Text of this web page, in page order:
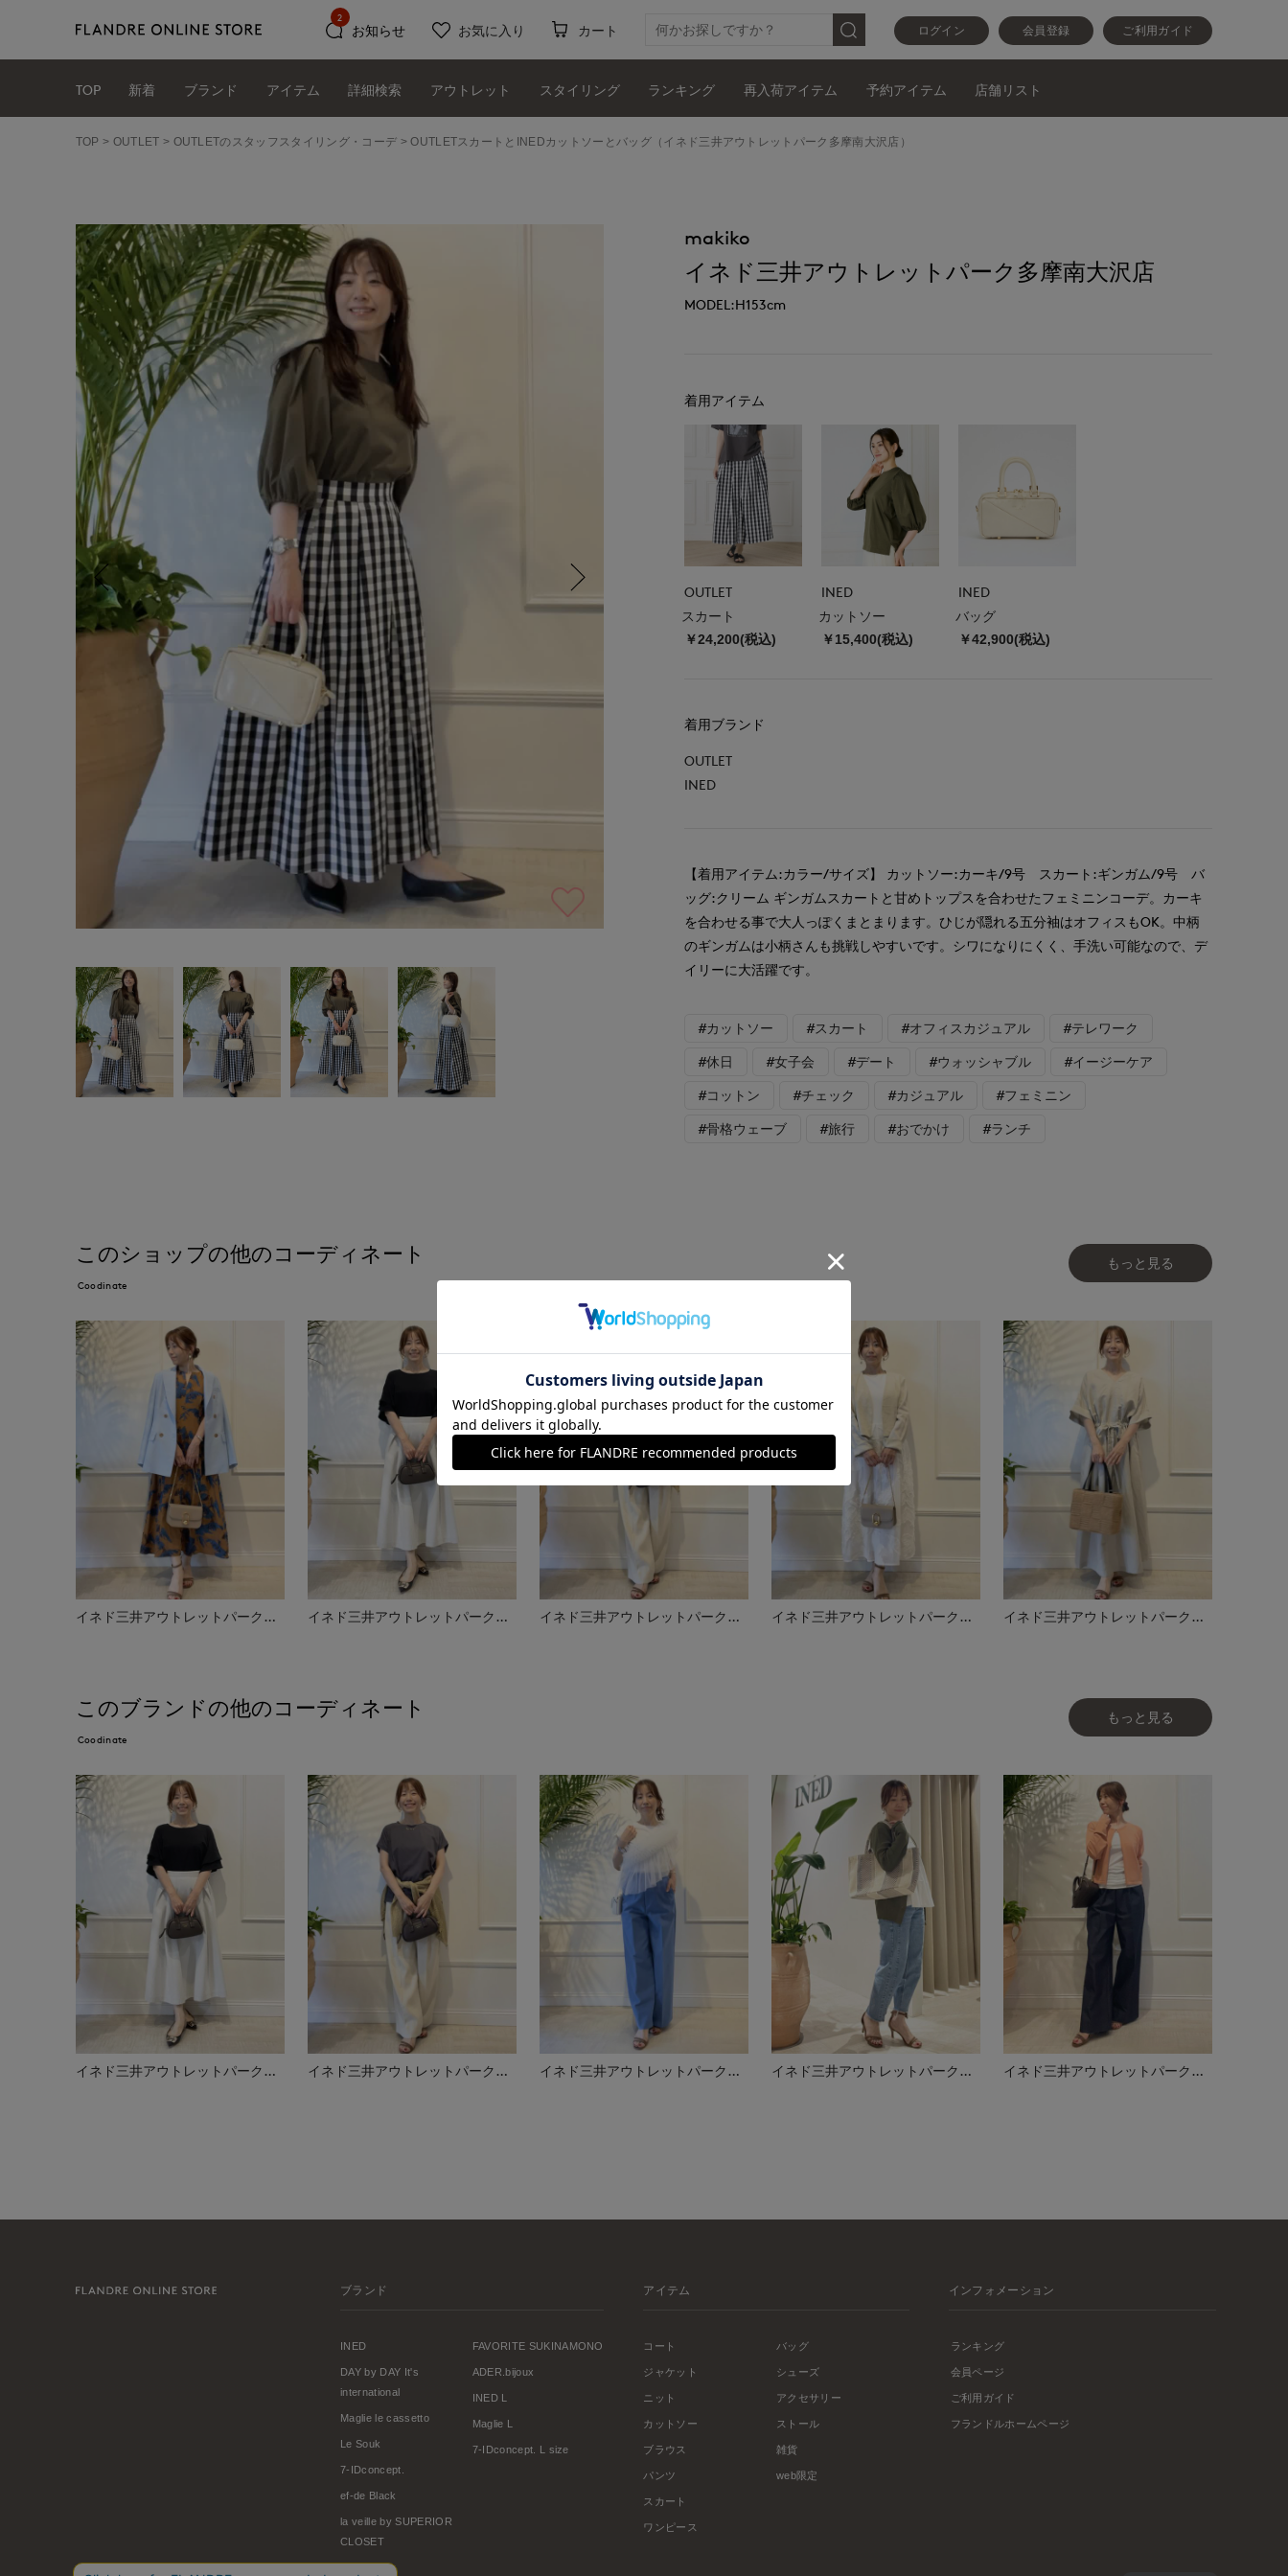
ログイン 会員登録 ご利用ガイド
お知らせ
2
お気に入り カート
TOP 新着 ブランド アイテム 詳細検索 アウトレット スタイリング ランキング 再入荷アイテム 予約アイテム 店舗リスト
TOP OUTLET OUTLETのスタッフスタイリング・コーデ OUTLETスカートとINEDカットソーとバッグ（イネド三井アウトレットパーク多摩南大沢店）
makiko
イネド三井アウトレットパーク多摩南大沢店
MODEL:H153cm
着用アイテム
OUTLET
スカート
￥24,200(税込)
INED
カットソー
￥15,400(税込)
INED
バッグ
￥42,900(税込)
着用ブランド
OUTLET
INED
【着用アイテム:カラー/サイズ】 カットソー:カーキ/9号 スカート:ギンガム/9号 バ
ッグ:クリーム ギンガムスカートと甘めトップスを合わせたフェミニンコーデ。カーキ
を合わせる事で大人っぽくまとまります。ひじが隠れる五分袖はオフィスもOK。中柄
のギンガムは小柄さんも挑戦しやすいです。シワになりにくく、手洗い可能なので、デ
イリーに大活躍です。
#カットソー #スカート #オフィスカジュアル #テレワーク
#休日 #女子会 #デート #ウォッシャブル #イージーケア
#コットン #チェック #カジュアル #フェミニン
#骨格ウェーブ #旅行 #おでかけ #ランチ
このショップの他のコーディネート
Coodinate
もっと見る
イネド三井アウトレットパーク多摩南大沢店 イネド三井アウトレットパーク多摩南大沢店 イネド三井アウトレットパーク多摩南大沢店 イネド三井アウトレットパーク多摩南大沢店 イネド三井アウトレットパーク多摩南大沢店
このブランドの他のコーディネート
Coodinate
もっと見る
イネド三井アウトレットパーク多摩南大沢店 イネド三井アウトレットパーク多摩南大沢店 イネド三井アウトレットパーク多摩南大沢店 イネド三井アウトレットパーク多摩南大沢店 イネド三井アウトレットパーク多摩南大沢店
ブランド
INED
DAY by DAY It's
international
Maglie le cassetto
Le Souk
7-IDconcept.
ef-de Black
la veille by SUPERIOR
CLOSET
FAVORITE SUKINAMONO
ADER.bijoux
INED L
Maglie L
7-IDconcept. L size
アイテム
コート
ジャケット
ニット
カットソー
ブラウス
パンツ
スカート
ワンピース
バッグ
シューズ
アクセサリー
ストール
雑貨
web限定
インフォメーション
ランキング
会員ページ
ご利用ガイド
フランドルホームページ